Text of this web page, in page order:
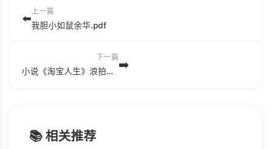
⬅️
上一篇
我胆小如鼠余华.pdf
下一篇
小说《淘宝人生》浪拍云.txt ➡️
📚 相关推荐